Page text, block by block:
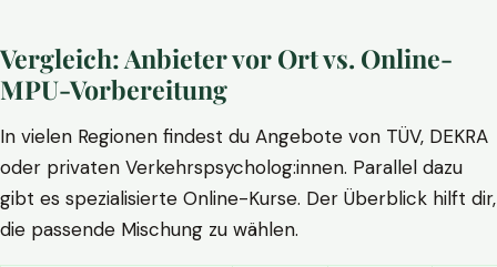
Vergleich: Anbieter vor Ort vs. Online-
MPU-Vorbereitung
In vielen Regionen findest du Angebote von TÜV, DEKRA
oder privaten Verkehrspsycholog:innen. Parallel dazu
gibt es spezialisierte Online-Kurse. Der Überblick hilft dir,
die passende Mischung zu wählen.